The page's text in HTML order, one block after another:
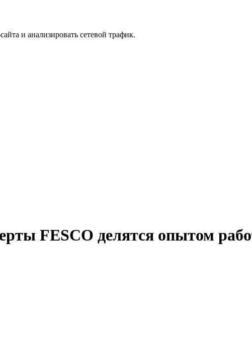
и анализировать сетевой трафик.
FESCO делятся опытом